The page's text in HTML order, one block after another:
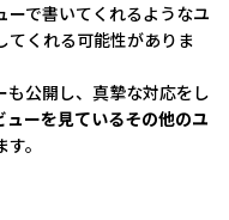
で書いてくれるようなユ
てくれる可能性がありま
も公開し、真摯な対応をし
ューを見ているその他のユ
。